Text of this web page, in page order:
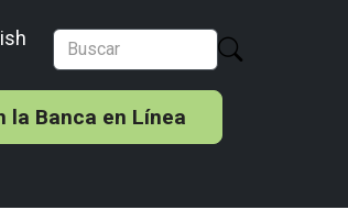
la Banca en Línea